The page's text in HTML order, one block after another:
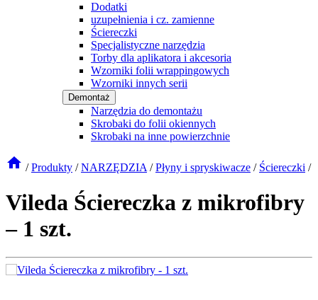
Dodatki
uzupełnienia i cz. zamienne
Ściereczki
Specjalistyczne narzędzia
Torby dla aplikatora i akcesoria
Wzorniki folii wrappingowych
Wzorniki innych serii
Demontaż
Narzędzia do demontażu
Skrobaki do folii okiennych
Skrobaki na inne powierzchnie
/ Produkty / NARZĘDZIA / Płyny i spryskiwacze / Ściereczki /
Vileda Ściereczka z mikrofibry
– 1 szt.